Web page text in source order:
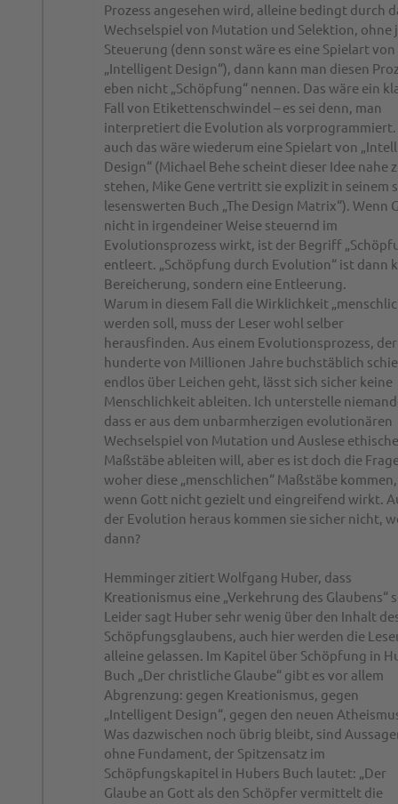
Prozess angesehen wird, alleine bedingt durch
Wechselspiel von Mutation und Selektion, ohne
Steuerung (denn sonst wäre es eine Spielart von
„Intelligent Design“), dann kann man diesen
eben nicht „Schöpfung“ nennen. Das wäre ein
Fall von Etikettenschwindel – es sei denn, man
interpretiert die Evolution als vorprogrammiert.
auch das wäre wiederum eine Spielart von
Design“ (Michael Behe scheint dieser Idee nahe
stehen, Mike Gene vertritt sie explizit in seinem
lesenswerten Buch „The Design Matrix“). Wenn
nicht in irgendeiner Weise steuernd im
Evolutionsprozess wirkt, ist der Begriff
entleert. „Schöpfung durch Evolution“ ist dann
Bereicherung, sondern eine Entleerung.
Warum in diesem Fall die Wirklichkeit
werden soll, muss der Leser wohl selber
herausfinden. Aus einem Evolutionsprozess,
hunderte von Millionen Jahre buchstäblich
endlos über Leichen geht, lässt sich sicher keine
Menschlichkeit ableiten. Ich unterstelle
dass er aus dem unbarmherzigen evolutionären
Wechselspiel von Mutation und Auslese ethische
Maßstäbe ableiten will, aber es ist doch die
woher diese „menschlichen“ Maßstäbe kommen,
wenn Gott nicht gezielt und eingreifend wirkt.
der Evolution heraus kommen sie sicher nicht,
dann?
Hemminger zitiert Wolfgang Huber, dass
Kreationismus eine „Verkehrung des Glaubens“
Leider sagt Huber sehr wenig über den Inhalt
Schöpfungsglaubens, auch hier werden die
alleine gelassen. Im Kapitel über Schöpfung in
Buch „Der christliche Glaube“ gibt es vor allem
Abgrenzung: gegen Kreationismus, gegen
„Intelligent Design“, gegen den neuen
Was dazwischen noch übrig bleibt, sind
ohne Fundament, der Spitzensatz im
Schöpfungskapitel in Hubers Buch lautet: „Der
Glaube an Gott als den Schöpfer vermittelt die